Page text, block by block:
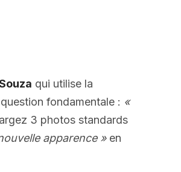
qui utilise la
fondamentale : «
3 photos standards
apparence »en